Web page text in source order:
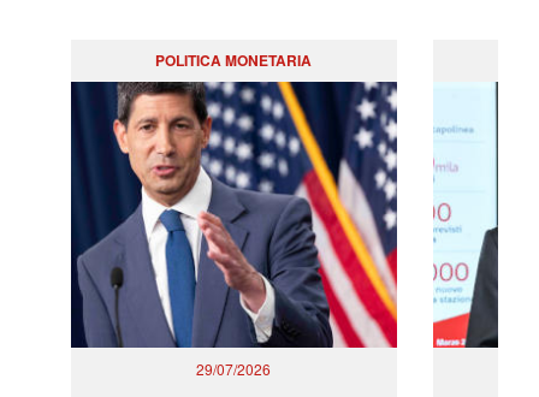
POLITICA MONETARIA
29/07/2026